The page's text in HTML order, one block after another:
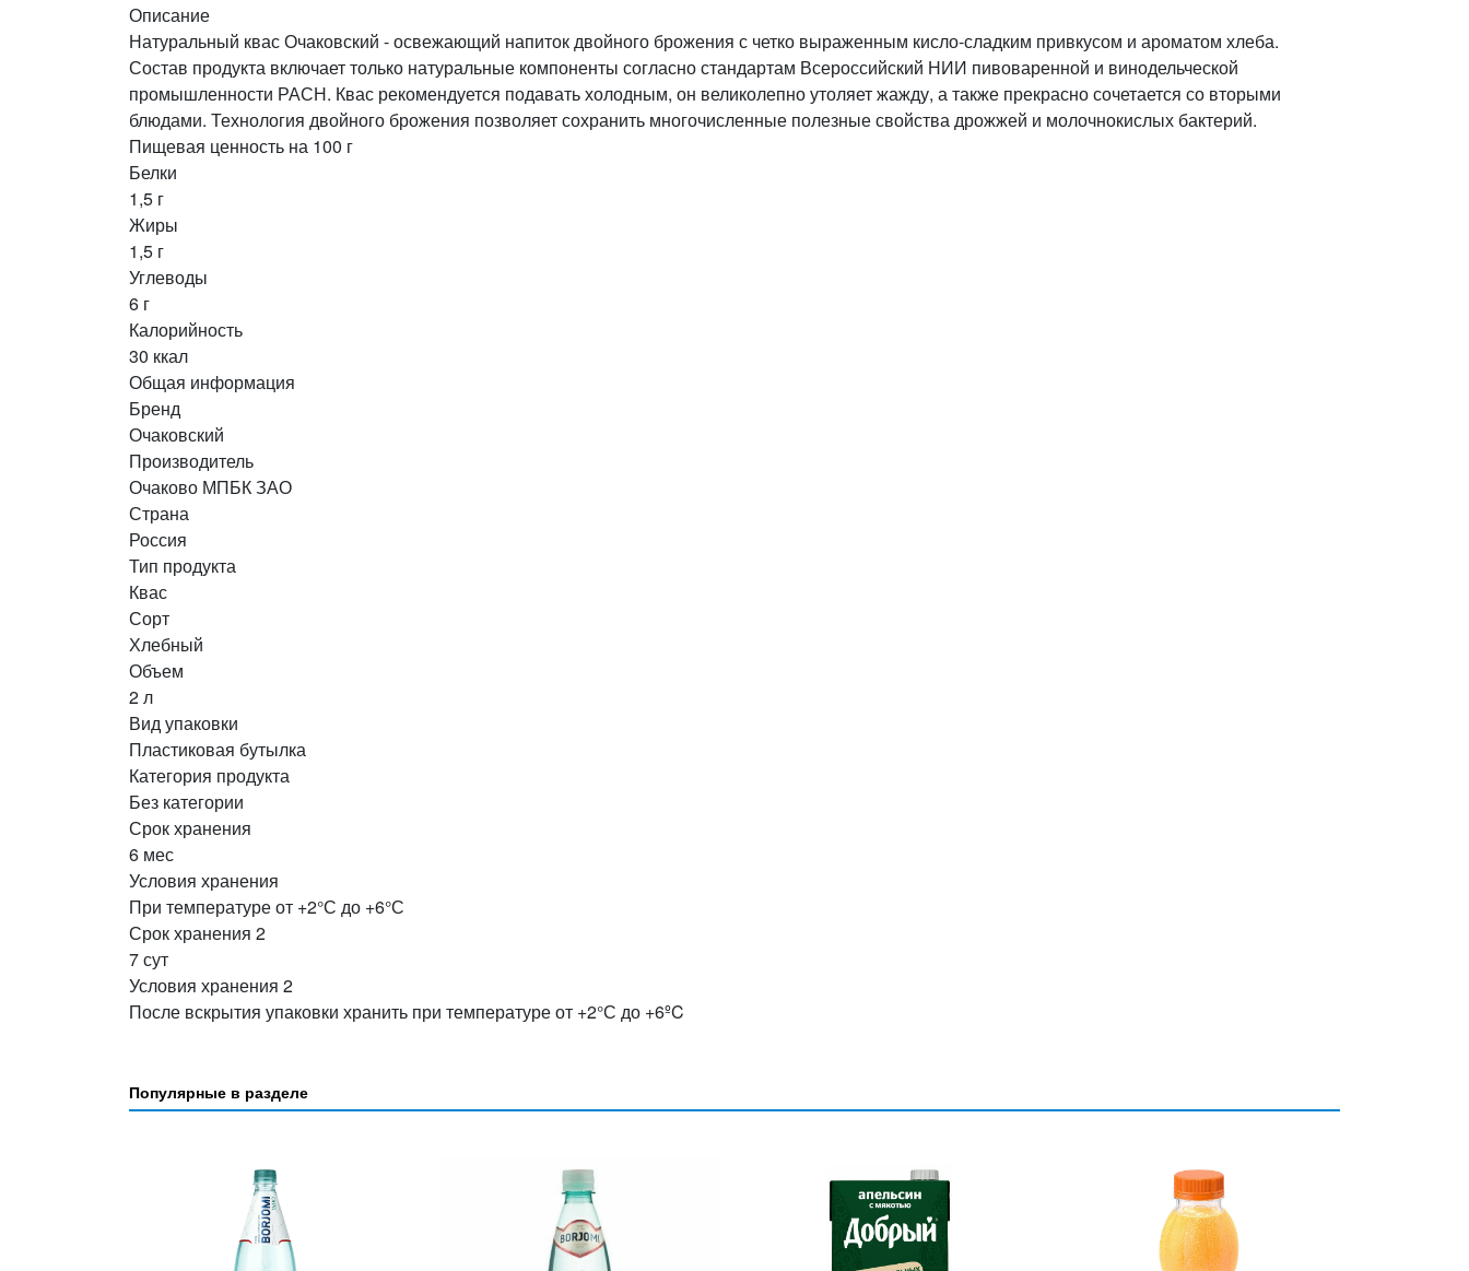
Описание
Натуральный квас Очаковский - освежающий напиток двойного брожения с четко выраженным кисло-сладким привкусом и ароматом хлеба.
Состав продукта включает только натуральные компоненты согласно стандартам Всероссийский НИИ пивоваренной и винодельческой
промышленности РАСН. Квас рекомендуется подавать холодным, он великолепно утоляет жажду, а также прекрасно сочетается со вторыми
блюдами. Технология двойного брожения позволяет сохранить многочисленные полезные свойства дрожжей и молочнокислых бактерий.
Пищевая ценность на 100 г
Белки
1,5 г
Жиры
1,5 г
Углеводы
6 г
Калорийность
30 ккал
Общая информация
Бренд
Очаковский
Производитель
Очаково МПБК ЗАО
Страна
Россия
Тип продукта
Квас
Сорт
Хлебный
Объем
2 л
Вид упаковки
Пластиковая бутылка
Категория продукта
Без категории
Срок хранения
6 мес
Условия хранения
При температуре от +2°С до +6°С
Срок хранения 2
7 сут
Условия хранения 2
После вскрытия упаковки хранить при температуре от +2°С до +6ºC
Популярные в разделе